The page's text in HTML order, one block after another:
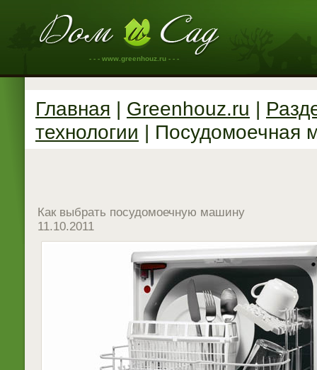
- - - www.greenhouz.ru - - -
Главная | Greenhouz.ru |
технологии | Посудомоечная
Как выбрать посудомоечную машину
11.10.2011